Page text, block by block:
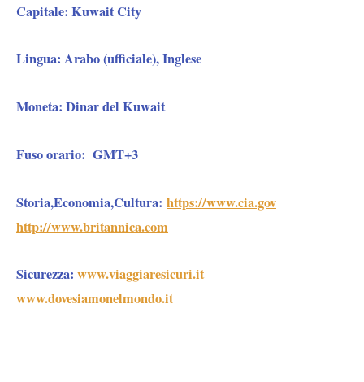
Capitale: Kuwait City
Lingua: Arabo (ufficiale), Inglese
Moneta: Dinar del Kuwait
Fuso orario: GMT+3
Storia,Economia,Cultura: https://www.cia.gov
http://www.britannica.com
Sicurezza: www.viaggiaresicuri.it
www.dovesiamonelmondo.it